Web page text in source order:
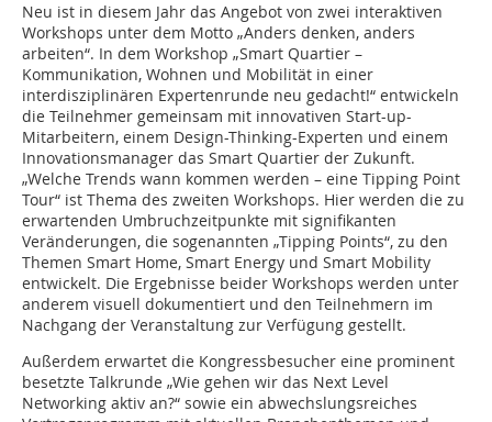
Neu ist in diesem Jahr das Angebot von zwei interaktiven
Workshops unter dem Motto „Anders denken, anders
arbeiten“. In dem Workshop „Smart Quartier –
Kommunikation, Wohnen und Mobilität in einer
interdisziplinären Expertenrunde neu gedacht!“ entwickeln
die Teilnehmer gemeinsam mit innovativen Start-up-
Mitarbeitern, einem Design-Thinking-Experten und einem
Innovationsmanager das Smart Quartier der Zukunft.
„Welche Trends wann kommen werden – eine Tipping Point
Tour“ ist Thema des zweiten Workshops. Hier werden die zu
erwartenden Umbruchzeitpunkte mit signifikanten
Veränderungen, die sogenannten „Tipping Points“, zu den
Themen Smart Home, Smart Energy und Smart Mobility
entwickelt. Die Ergebnisse beider Workshops werden unter
anderem visuell dokumentiert und den Teilnehmern im
Nachgang der Veranstaltung zur Verfügung gestellt.
Außerdem erwartet die Kongressbesucher eine prominent
besetzte Talkrunde „Wie gehen wir das Next Level
Networking aktiv an?“ sowie ein abwechslungsreiches